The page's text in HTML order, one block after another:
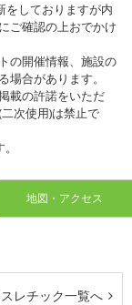
しておりますが内
ご確認の上おでかけ
の開催情報、施設の
合があります。
載の許諾をいただ
次使用)は禁止で
地図・アクセス
レチック一覧へ